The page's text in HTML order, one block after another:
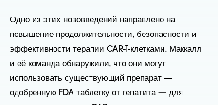
Одно из этих нововведений направлено на
повышение продолжительности, безопасности и
эффективности терапии CAR-T-клетками. Маккалл
и её команда обнаружили, что они могут
использовать существующий препарат —
одобренную FDA таблетку от гепатита — для